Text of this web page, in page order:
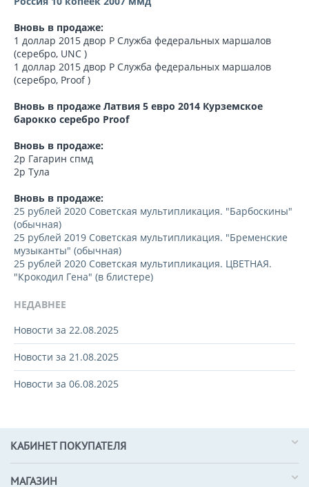
Вновь в продаже:
1 доллар 2015 двор P Служба федеральных маршалов
(серебро, UNC )
1 доллар 2015 двор P Служба федеральных маршалов
(серебро, Proof )
Вновь в продаже Латвия 5 евро 2014 Курземское
барокко серебро Proof
Вновь в продаже:
2р Гагарин спмд
2р Тула
Вновь в продаже:
25 рублей 2020 Советская мультипликация. "Барбоскины"
(обычная)
25 рублей 2019 Советская мультипликация. "Бременские
музыканты" (обычная)
25 рублей 2020 Советская мультипликация. ЦВЕТНАЯ.
"Крокодил Гена" (в блистере)
НЕДАВНЕЕ
Новости за 22.08.2025
Новости за 21.08.2025
Новости за 06.08.2025
КАБИНЕТ ПОКУПАТЕЛЯ
МАГАЗИН